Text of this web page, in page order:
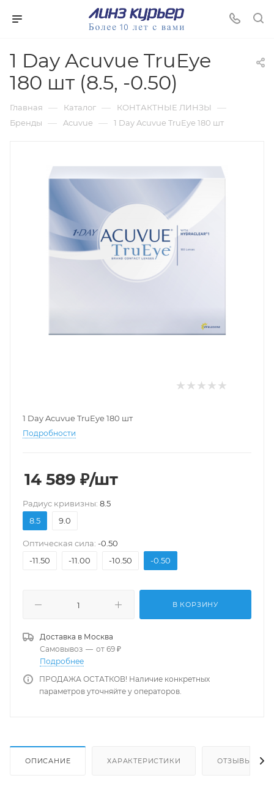
1 Day Acuvue TruEye
180 шт (8.5, -0.50)
Главная — Каталог — КОНТАКТНЫЕ ЛИНЗЫ —
Бренды — Acuvue — 1 Day Acuvue TruEye 180 шт
1 Day Acuvue TruEye 180 шт
Подробности
14 589 ₽/шт
Pадиус кривизны: 8.5
8.5
9.0
Оптическая сила: -0.50
-11.50
-11.00 -10.50 -0.50
В КОРЗИНУ
Доставка в Москва
Самовывоз — от 69 ₽
Подробнее
ПРОДАЖА ОСТАТКОВ! Наличие конкретных
параметров уточняйте у операторов.
ОПИСАНИЕ ХАРАКТЕРИСТИКИ ОТЗЫВЫ